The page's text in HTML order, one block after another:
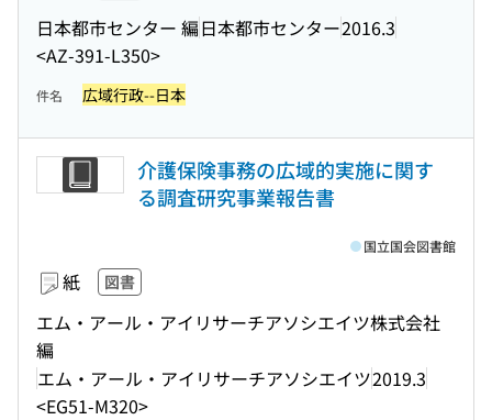
日本都市センター 編日本都市センター2016.3
<AZ-391-L350>
件名 広域行政--日本
介護保険事務の広域的実施に関す
る調査研究事業報告書
紙 図書
エム・アール・アイリサーチアソシエイツ株式会社
編
エム・アール・アイリサーチアソシエイツ2019.3
<EG51-M320>
国立国会図書館